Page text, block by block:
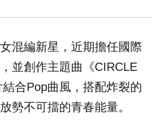
混編新星，近期擔任國際
並創作主題曲《CIRCLE
合Pop曲風，搭配炸裂的
勢不可擋的青春能量。